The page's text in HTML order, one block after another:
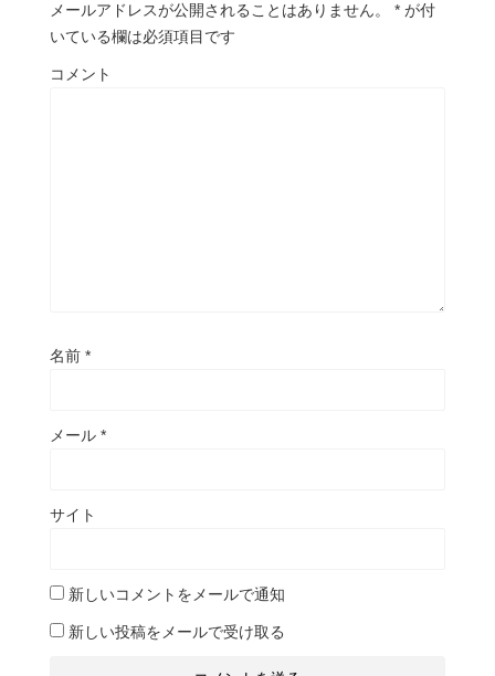
メールアドレスが公開されることはありません。 * が付
いている欄は必須項目です
コメント
名前 *
メール *
サイト
新しいコメントをメールで通知
新しい投稿をメールで受け取る